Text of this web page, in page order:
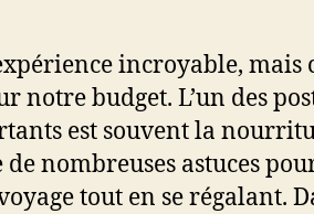
incroyable, mais
notre budget. L’un des
est souvent la
nombreuses astuces
tout en se régalant.